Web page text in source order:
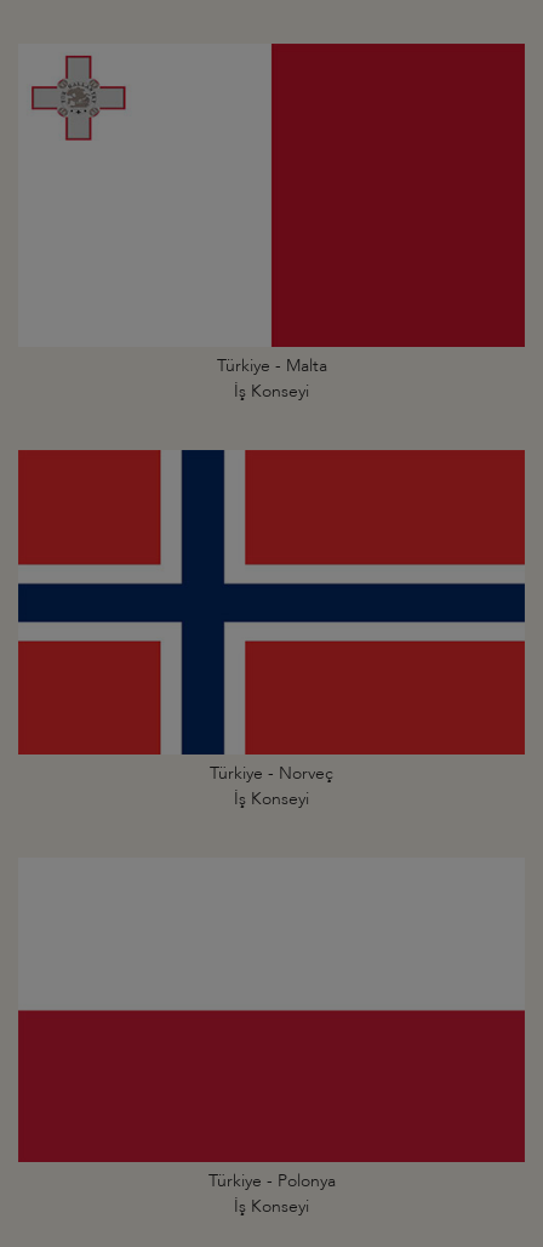
Türkiye - Malta
İş Konseyi
Türkiye - Norveç
İş Konseyi
Türkiye - Polonya
İş Konseyi